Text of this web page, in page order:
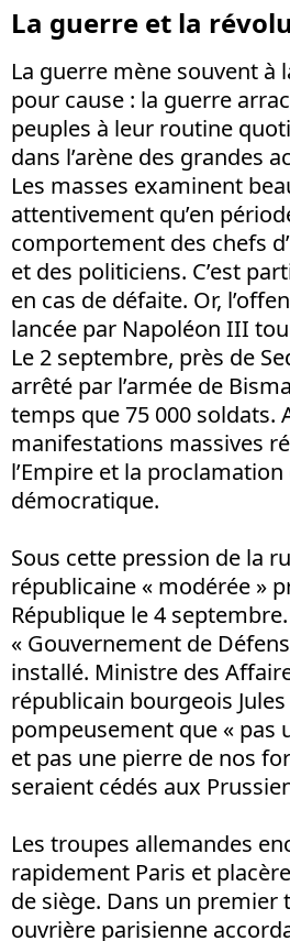
La guerre et la
La guerre mène souvent à
pour cause : la guerre
peuples à leur routine
dans l’arène des grandes
Les masses examinent
attentivement qu’en
comportement des chefs
et des politiciens. C’est
en cas de défaite. Or,
lancée par Napoléon III
Le 2 septembre, près de
arrêté par l’armée de
temps que 75 000 soldats.
manifestations massives
l’Empire et la proclamation
démocratique.
Sous cette pression de la
républicaine « modérée »
République le 4
« Gouvernement de
installé. Ministre des
républicain bourgeois
pompeusement que « pas
et pas une pierre de nos
seraient cédés aux
Les troupes allemandes
rapidement Paris et
de siège. Dans un premier
ouvrière parisienne